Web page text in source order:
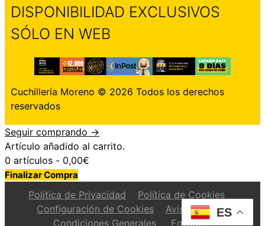
DISPONIBILIDAD EXCLUSIVOS
SÓLO EN WEB
Cuchillería Moreno © 2026 Todos los derechos
reservados
Seguir comprando →
Artículo añadido al carrito.
0 artículos - 0,00€
Finalizar Compra
ES
Política de Privacidad
Política de Cookies
Configuración de Cookies
Aviso Legal
Condiciones Generales
Envíos